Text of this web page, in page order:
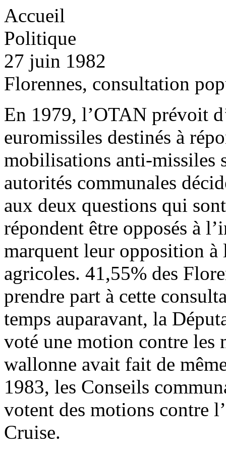
Accueil
Politique
27 juin 1982
Florennes, consultation
En 1979, l’OTAN prévoit
euromissiles destinés à
mobilisations anti-missiles
autorités communales
aux deux questions qui
répondent être opposés à
marquent leur opposition
agricoles. 41,55% des
prendre part à cette
temps auparavant, la
voté une motion contre les
wallonne avait fait de
1983, les Conseils
votent des motions contre
Cruise.